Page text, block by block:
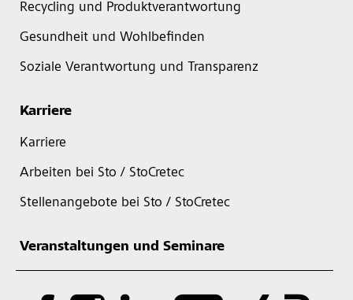
Recycling und Produktverantwortung
Gesundheit und Wohlbefinden
Soziale Verantwortung und Transparenz
Karriere
Karriere
Arbeiten bei Sto / StoCretec
Stellenangebote bei Sto / StoCretec
Veranstaltungen und Seminare